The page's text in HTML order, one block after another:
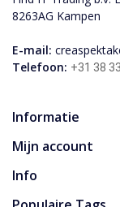
8263AG Kampen
E-mail:
Telefoon: +31 38
Informatie
Mijn account
Info